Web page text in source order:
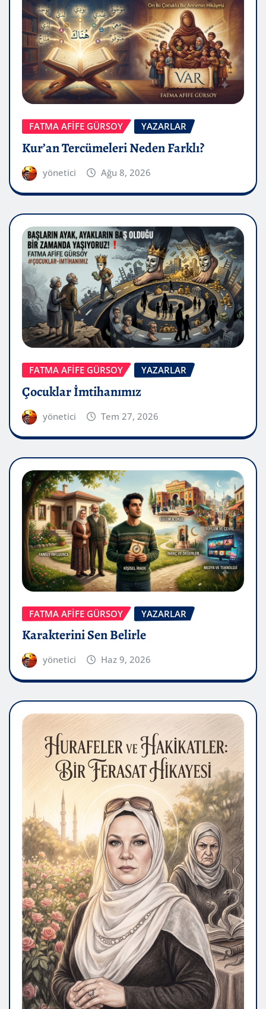
FATMA AFİFE GÜRSOY YAZARLAR
Kur’an Tercümeleri Neden Farklı?
yönetici Ağu 8, 2026
FATMA AFİFE GÜRSOY YAZARLAR
Çocuklar İmtihanımız
yönetici Tem 27, 2026
FATMA AFİFE GÜRSOY YAZARLAR
Karakterini Sen Belirle
yönetici Haz 9, 2026